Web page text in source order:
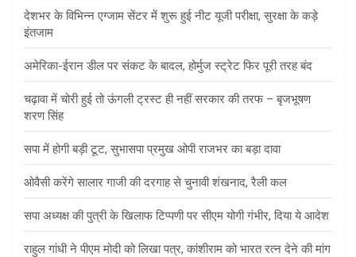
देशभर के विभिन्न एग्जाम सेंटर में शुरू हुई नीट यूजी परीक्षा, सुरक्षा के कड़े
इंतजाम
अमेरिका-ईरान डील पर संकट के बादल, होर्मुज स्ट्रेट फिर पूरी तरह बंद
चढ़ावा में चोरी हुई तो ऊंगली ट्रस्ट ही नहीं सरकार की तरफ – बृजभूषण
शरण सिंह
सपा में होगी बड़ी टूट, सुभासपा प्रमुख ओपी राजभर का बड़ा दावा
ओवैसी करेंगे सालार गाजी की दरगाह से चुनावी शंखनाद, रैली कल
सपा अध्यक्ष की पुत्री के खिलाफ टिप्पणी पर सीएम योगी गंभीर, दिया ये आदेश
राहुल गांधी ने पीएम मोदी को लिखा पत्र, कांशीराम को भारत रत्न देने की मांग